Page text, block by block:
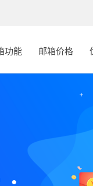
功能 邮箱价格